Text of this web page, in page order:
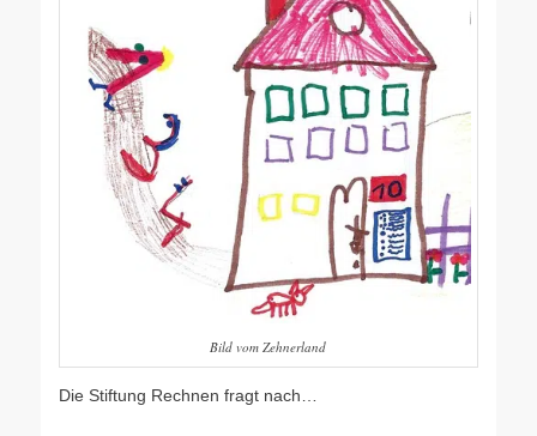
Bild vom Zehnerland
Die Stiftung Rechnen fragt nach…